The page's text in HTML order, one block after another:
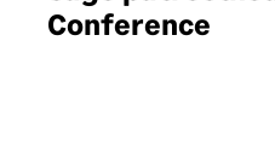
Conference